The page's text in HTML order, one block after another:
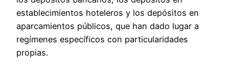
establecimientos hoteleros y los depósitos en
aparcamientos públicos, que han dado lugar a
regímenes específicos con particularidades
propias.